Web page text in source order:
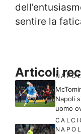
sentire la
Articoli
Napoli
uomo